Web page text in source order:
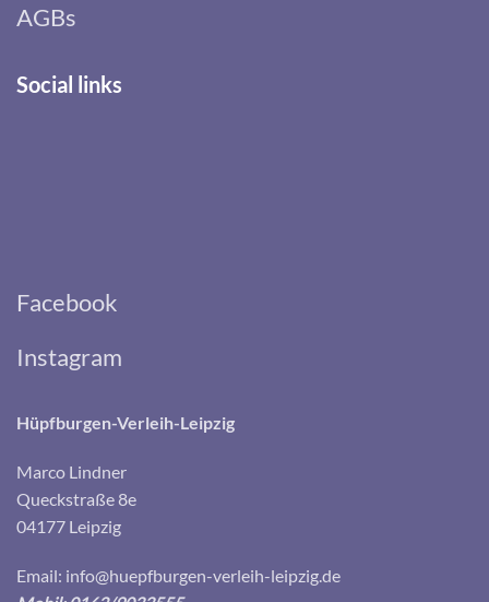
AGBs
Social links
Facebook
Instagram
Hüpfburgen-Verleih-Leipzig
Marco Lindner
Queckstraße 8e
04177 Leipzig
Email: info@huepfburgen-verleih-leipzig.de